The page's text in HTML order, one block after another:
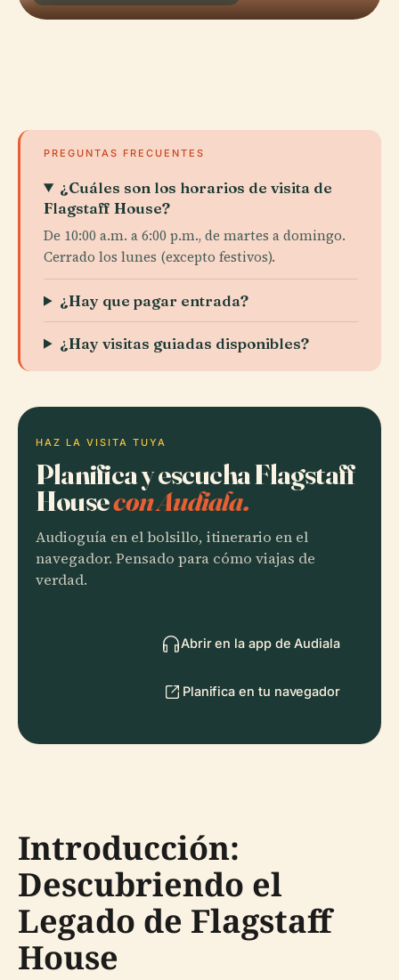
PREGUNTAS FRECUENTES
¿Cuáles son los horarios de visita de
Flagstaff House?
De 10:00 a.m. a 6:00 p.m., de martes a domingo.
Cerrado los lunes (excepto festivos).
¿Hay que pagar entrada?
¿Hay visitas guiadas disponibles?
HAZ LA VISITA TUYA
Planifica y escucha Flagstaff
Housecon Audiala.
Audioguía en el bolsillo, itinerario en el
navegador. Pensado para cómo viajas de
verdad.
Abrir en la app de Audiala
Planifica en tu navegador
Introducción:
Descubriendo el
Legado de Flagstaff
House